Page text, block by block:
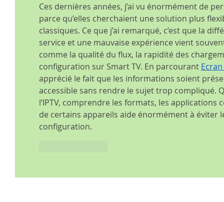
Ces dernières années, j’ai vu énormément de
parce qu’elles cherchaient une solution plus
classiques. Ce que j’ai remarqué, c’est que la
service et une mauvaise expérience vient
comme la qualité du flux, la rapidité des
configuration sur Smart TV. En parcourant
apprécié le fait que les informations soient
accessible sans rendre le sujet trop compliqué.
l’IPTV, comprendre les formats, les
de certains appareils aide énormément à éviter
configuration.